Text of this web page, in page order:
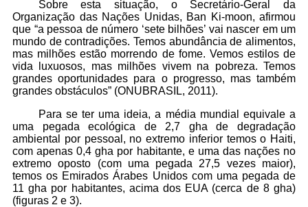
Sobre esta situação, o Secretário-Geral da
Organização das Nações Unidas, Ban Ki-moon, afirmou
que “a pessoa de número ‘sete bilhões’ vai nascer em um
mundo de contradições. Temos abundância de alimentos,
mas milhões estão morrendo de fome. Vemos estilos de
vida luxuosos, mas milhões vivem na pobreza. Temos
grandes oportunidades para o progresso, mas também
grandes obstáculos” (ONUBRASIL, 2011).
Para se ter uma ideia, a média mundial equivale a
uma pegada ecológica de 2,7 gha de degradação
ambiental por pessoal, no extremo inferior temos o Haiti,
com apenas 0,4 gha por habitante, e uma das nações no
extremo oposto (com uma pegada 27,5 vezes maior),
temos os Emirados Árabes Unidos com uma pegada de
11 gha por habitantes, acima dos EUA (cerca de 8 gha)
(figuras 2 e 3).